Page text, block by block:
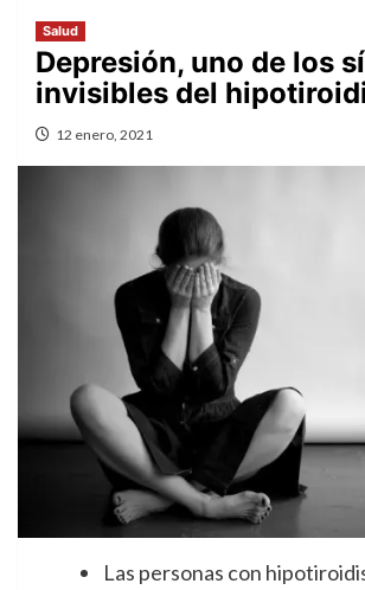
Salud
Depresión, uno de los
invisibles del
12 enero, 2021
Las personas con